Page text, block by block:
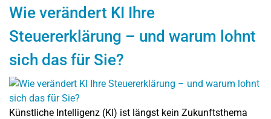
Wie verändert KI Ihre
Steuererklärung – und warum lohnt
sich das für Sie?
Künstliche Intelligenz (KI) ist längst kein Zukunftsthema